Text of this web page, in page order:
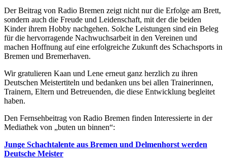
Der Beitrag von Radio Bremen zeigt nicht nur die Erfolge am Brett,
sondern auch die Freude und Leidenschaft, mit der die beiden
Kinder ihrem Hobby nachgehen. Solche Leistungen sind ein Beleg
für die hervorragende Nachwuchsarbeit in den Vereinen und
machen Hoffnung auf eine erfolgreiche Zukunft des Schachsports in
Bremen und Bremerhaven.
Wir gratulieren Kaan und Lene erneut ganz herzlich zu ihren
Deutschen Meistertiteln und bedanken uns bei allen Trainerinnen,
Trainern, Eltern und Betreuenden, die diese Entwicklung begleitet
haben.
Den Fernsehbeitrag von Radio Bremen finden Interessierte in der
Mediathek von „buten un binnen“:
Junge Schachtalente aus Bremen und Delmenhorst werden
Deutsche Meister